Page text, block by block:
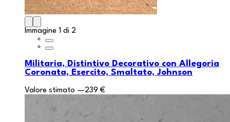
Immagine 1 di 2
Militaria, Distintivo Decorativo con Allegoria
Coronata, Esercito, Smaltato, Johnson
Valore stimato —239 €